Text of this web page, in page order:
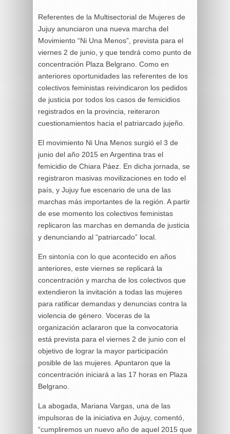
Referentes de la Multisectorial de Mujeres de
Jujuy anunciaron una nueva marcha del
Movimiento “Ni Una Menos”, prevista para el
viernes 2 de junio, y que tendrá como punto de
concentración Plaza Belgrano. Como en
anteriores oportunidades las referentes de los
colectivos feministas reivindicaron los pedidos
de justicia por todos los casos de femicidios
registrados en la provincia, reiteraron
cuestionamientos hacia el patriarcado jujeño.
El movimiento Ni Una Menos surgió el 3 de
junio del año 2015 en Argentina tras el
femicidio de Chiara Páez. En dicha jornada, se
registraron masivas movilizaciones en todo el
país, y Jujuy fue escenario de una de las
marchas más importantes de la región. A partir
de ese momento los colectivos feministas
replicaron las marchas en demanda de justicia
y denunciando al “patriarcado” local.
En sintonía con lo que acontecido en años
anteriores, este viernes se replicará la
concentración y marcha de los colectivos que
extendieron la invitación a todas las mujeres
para ratificar demandas y denuncias contra la
violencia de género. Voceras de la
organización aclararon que la convocatoria
está prevista para el viernes 2 de junio con el
objetivo de lograr la mayor participación
posible de las mujeres. Apuntaron que la
concentración iniciará a las 17 horas en Plaza
Belgrano.
La abogada, Mariana Vargas, una de las
impulsoras de la iniciativa en Jujuy, comentó,
“cumpliremos un nuevo año de aquel 2015 que